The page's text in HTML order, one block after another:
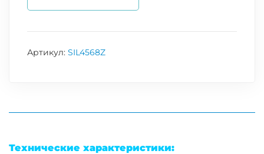
Артикул: SIL4568Z
Технические характеристики: